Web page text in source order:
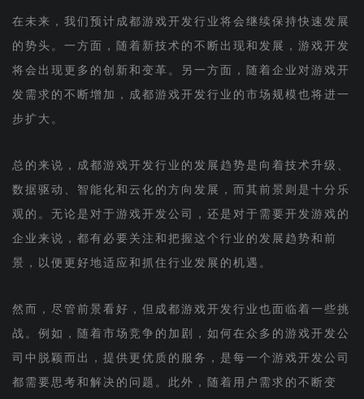
在未来，我们预计成都游戏开发行业将会继续保持快速发展
的势头。一方面，随着新技术的不断出现和发展，游戏开发
将会出现更多的创新和变革。另一方面，随着企业对游戏开
发需求的不断增加，成都游戏开发行业的市场规模也将进一
步扩大。
总的来说，成都游戏开发行业的发展趋势是向着技术升级、
数据驱动、智能化和云化的方向发展，而其前景则是十分乐
观的。无论是对于游戏开发公司，还是对于需要开发游戏的
企业来说，都有必要关注和把握这个行业的发展趋势和前
景，以便更好地适应和抓住行业发展的机遇。
然而，尽管前景看好，但成都游戏开发行业也面临着一些挑
战。例如，随着市场竞争的加剧，如何在众多的游戏开发公
司中脱颖而出，提供更优质的服务，是每一个游戏开发公司
都需要思考和解决的问题。此外，随着用户需求的不断变